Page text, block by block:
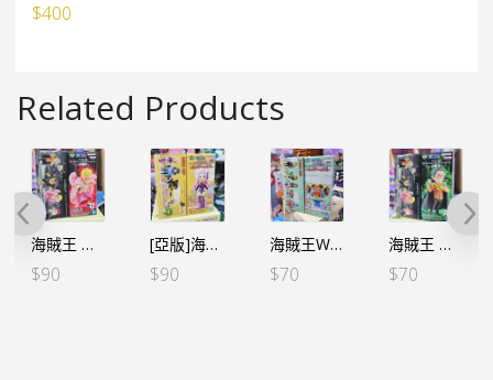
$400
Related Products
海賊王 WCF -好敵手-D明哥
$90
[亞版]海賊王WCF -蛋頭島篇 VOL.3-邦妮
$90
海賊王WCF -蛋頭島篇 VOL.1-索柏 (行版)
$70
海賊王 WCF -好敵手-A沙鱷
$70